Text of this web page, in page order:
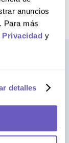
anuncios
Para más
y
detalles